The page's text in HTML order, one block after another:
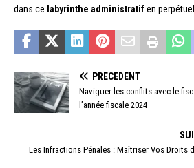
dans ce labyrinthe administratifen
PRÉCÉDENT
Naviguer les conflits avec le
l’année fiscale 2024
Les Infractions Pénales : Maîtriser Vos Droits